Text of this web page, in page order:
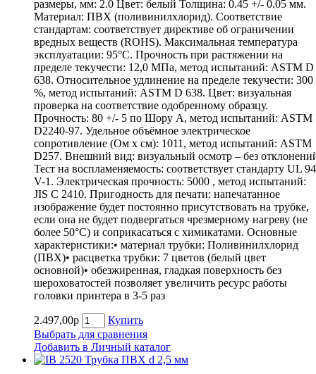
размеры, мм: 2.0 Цвет: белый Толщина: 0.45 +/- 0.05 мм.
Материал: ПВХ (поливинилхлорид). Соответствие
стандартам: соответствует директиве об ограничении
вредных веществ (ROHS). Максимальная температура
эксплуатации: 95°С. Прочность при растяжении на
пределе текучести: 12,0 МПа, метод испытаний: ASTM D
638. Относительное удлинение на пределе текучести: 300
%, метод испытаний: ASTM D 638. Цвет: визуальная
проверка на соответствие одобренному образцу.
Прочность: 80 +/- 5 по Шору А, метод испытаний: ASTM
D2240-97. Удельное объёмное электрическое
сопротивление (Ом х см): 1011, метод испытаний: ASTM
D257. Внешний вид: визуальный осмотр – без
Тест на воспламеняемость: соответствует стандарту UL 94
V-1. Электрическая прочность: 5000 , метод испытаний:
JIS C 2410. Пригодность для печати: напечатанное
изображение будет постоянно присутствовать на трубке,
если она не будет подвергаться чрезмерному нагреву (не
более 50°С) и соприкасаться с химикатами. Основные
характеристики:• материал трубки: Поливинилхлорид
(ПВХ)• расцветка трубки: 7 цветов (белый цвет
основной)• обезжиренная, гладкая поверхность без
шероховатостей позволяет увеличить ресурс работы
головки принтера в 3-5 раз
2.497,00р
Купить
Выбрать для сравнения
Добавить в Личный каталог